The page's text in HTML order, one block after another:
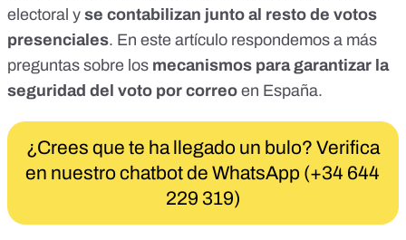
electoral y se contabilizan junto al resto de votos
presenciales. En este artículo respondemos a más
preguntas sobre los mecanismos para garantizar la
seguridad del voto por correo en España.
¿Crees que te ha llegado un bulo? Verifica
en nuestro chatbot de WhatsApp (+34 644
229 319)